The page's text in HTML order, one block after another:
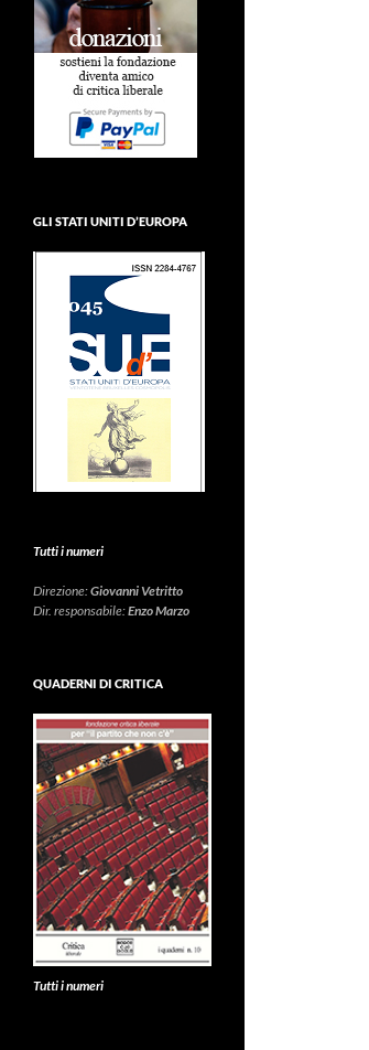
GLI STATI UNITI D’EUROPA
Tutti i numeri
Direzione:Giovanni Vetritto
Dir. responsabile:Enzo Marzo
QUADERNI DI CRITICA
Tutti i numeri